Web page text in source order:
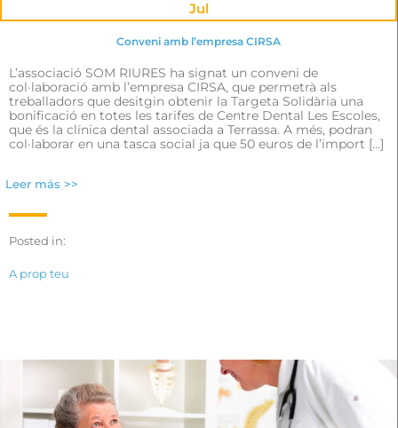
Jul
Conveni amb l’empresa CIRSA
L’associació SOM RIURES ha signat un conveni de
col·laboració amb l’empresa CIRSA, que permetrà als
treballadors que desitgin obtenir la Targeta Solidària una
bonificació en totes les tarifes de Centre Dental Les Escoles,
que és la clínica dental associada a Terrassa. A més, podran
col·laborar en una tasca social ja que 50 euros de l’import […]
Leer más >>
Posted in:
A prop teu